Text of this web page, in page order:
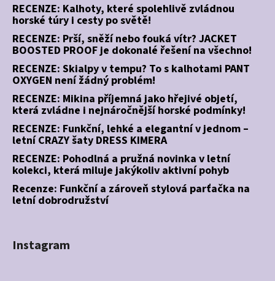
RECENZE: Kalhoty, které spolehlivě zvládnou
horské túry i cesty po světě!
RECENZE: Prší, sněží nebo fouká vítr? JACKET
BOOSTED PROOF je dokonalé řešení na všechno!
RECENZE: Skialpy v tempu? To s kalhotami PANT
OXYGEN není žádný problém!
RECENZE: Mikina příjemná jako hřejivé objetí,
která zvládne i nejnáročnější horské podmínky!
RECENZE: Funkční, lehké a elegantní v jednom –
letní CRAZY šaty DRESS KIMERA
RECENZE: Pohodlná a pružná novinka v letní
kolekci, která miluje jakýkoliv aktivní pohyb
Recenze: Funkční a zároveň stylová parťačka na
letní dobrodružství
Instagram